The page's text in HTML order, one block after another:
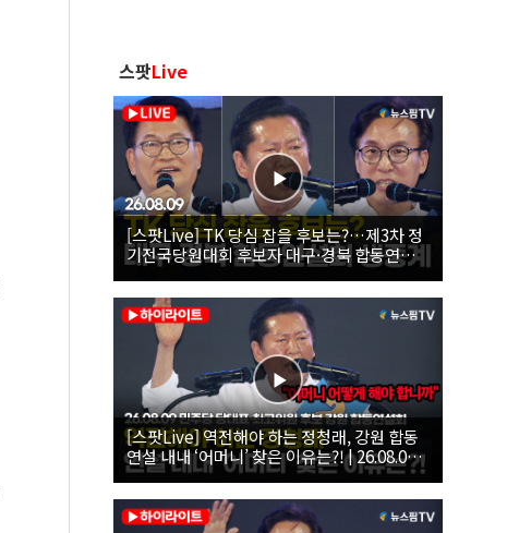
스팟Live
[스팟Live] TK 당심 잡을 후보는?…제3차 정
기전국당원대회 후보자 대구·경북 합동연설
회 생중계 | 26.08.09
[스팟Live] 역전해야 하는 정청래, 강원 합동
연설 내내 ‘어머니’ 찾은 이유는?! | 26.08.09
더불어민주당 당대표·최고위원 후보 강원 합
동연설회